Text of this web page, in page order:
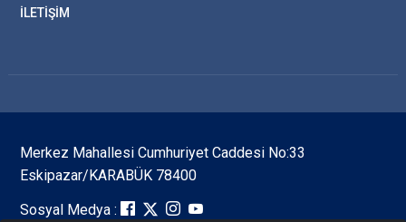
İLETİŞİM
Merkez Mahallesi Cumhuriyet Caddesi No:33
Eskipazar/KARABÜK 78400
Sosyal Medya :